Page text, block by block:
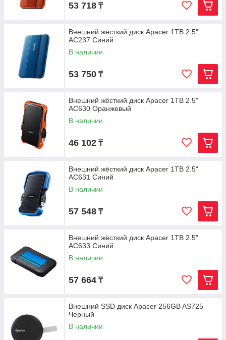
53 718 ₸
Внешний жёсткий диск Apacer 1TB 2.5"
AC237 Синий
В наличии
53 750 ₸
Внешний жёсткий диск Apacer 1TB 2.5"
AC630 Оранжевый
В наличии
46 102 ₸
Внешний жёсткий диск Apacer 1TB 2.5"
AC631 Синий
В наличии
57 548 ₸
Внешний жёсткий диск Apacer 1TB 2.5"
AC633 Синий
В наличии
57 664 ₸
Внешний SSD диск Apacer 256GB AS725
Черный
В наличии